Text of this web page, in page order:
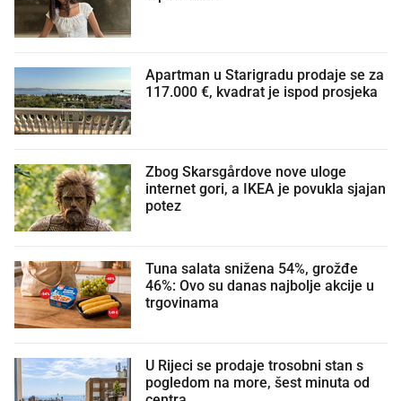
Apartman u Starigradu prodaje se za
117.000 €, kvadrat je ispod prosjeka
Zbog Skarsgårdove nove uloge
internet gori, a IKEA je povukla sjajan
potez
Tuna salata snižena 54%, grožđe
46%: Ovo su danas najbolje akcije u
trgovinama
U Rijeci se prodaje trosobni stan s
pogledom na more, šest minuta od